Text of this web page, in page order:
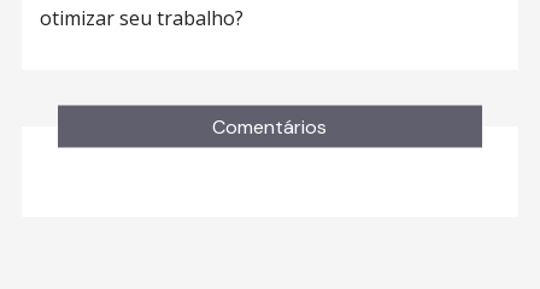
otimizar seu trabalho?
Comentários